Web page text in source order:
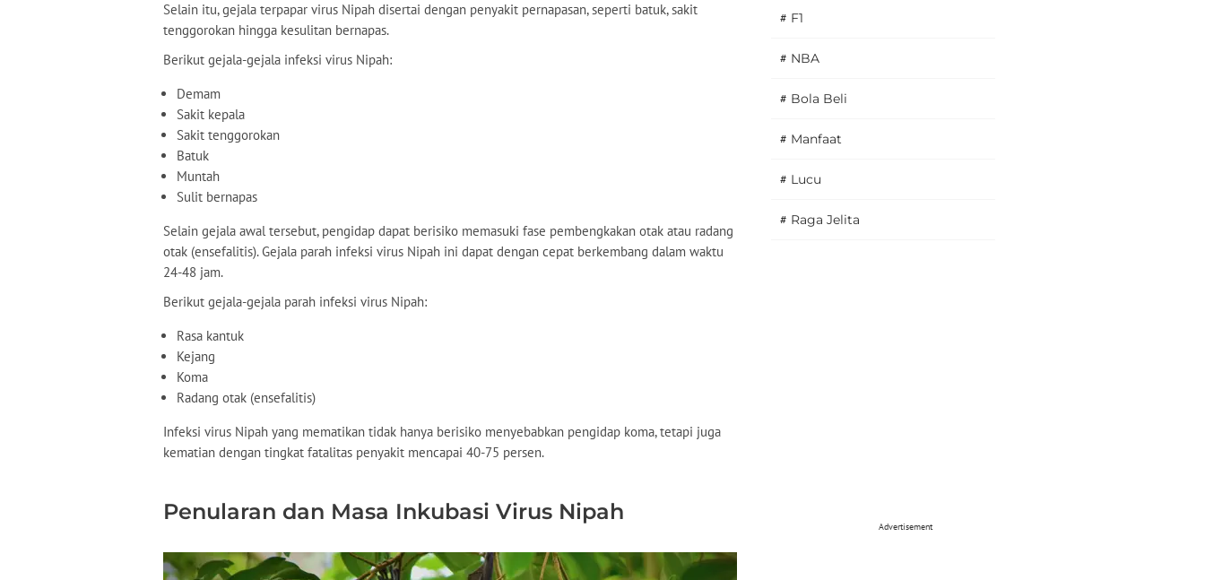
Selain itu, gejala terpapar virus Nipah disertai dengan penyakit pernapasan, seperti batuk, sakit
tenggorokan hingga kesulitan bernapas.
Berikut gejala-gejala infeksi virus Nipah:
Demam
Sakit kepala
Sakit tenggorokan
Batuk
Muntah
Sulit bernapas
Selain gejala awal tersebut, pengidap dapat berisiko memasuki fase pembengkakan otak atau radang
otak (ensefalitis). Gejala parah infeksi virus Nipah ini dapat dengan cepat berkembang dalam waktu
24-48 jam.
Berikut gejala-gejala parah infeksi virus Nipah:
Rasa kantuk
Kejang
Koma
Radang otak (ensefalitis)
Infeksi virus Nipah yang mematikan tidak hanya berisiko menyebabkan pengidap koma, tetapi juga
kematian dengan tingkat fatalitas penyakit mencapai 40-75 persen.
Penularan dan Masa Inkubasi Virus Nipah
# F1
# NBA
# Bola Beli
# Manfaat
# Lucu
# Raga Jelita
Advertisement